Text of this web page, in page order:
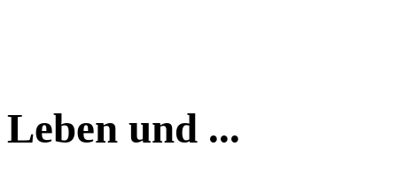
Leben und ...